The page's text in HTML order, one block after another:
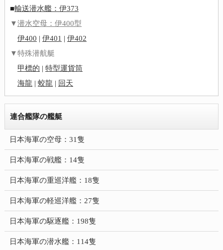
■輸送潜水艦：伊373
▼潜水空母：伊400型
伊400 | 伊401 | 伊402
▼特殊潜航艇
甲標的 | 特型運貨筒
海龍 | 蛟龍 | 回天
連合艦隊の艦艇
日本海軍の空母：31隻
日本海軍の戦艦：14隻
日本海軍の重巡洋艦：18隻
日本海軍の軽巡洋艦：27隻
日本海軍の駆逐艦：198隻
日本海軍の潜水艦：114隻